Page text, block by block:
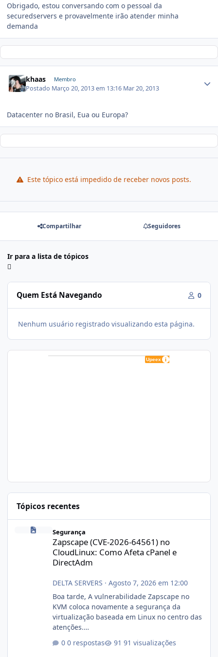
Obrigado, estou conversando com o pessoal da
securedservers e provavelmente irão atender minha
demanda
khaas Membro
Postado Março 20, 2013 em 13:16 Mar 20, 2013
Datacenter no Brasil, Eua ou Europa?
Este tópico está impedido de receber novos posts.
Compartilhar Seguidores
Ir para a lista de tópicos
Quem Está Navegando 0
Nenhum usuário registrado visualizando esta página.
Tópicos recentes
Zapscape (CVE-2026-64561) no CloudLinux: Como Afeta cPanel
Segurança
Zapscape (CVE-2026-64561) no
CloudLinux: Como Afeta cPanel e
DirectAdm
DELTA SERVERS · Agosto 7, 2026 em 12:00
Boa tarde, A vulnerabilidade Zapscape no
KVM coloca novamente a segurança da
virtualização baseada em Linux no centro das
atenções.
xjx23zz5f Criamos uma breve explicação:
0 respostas 91 visualizações